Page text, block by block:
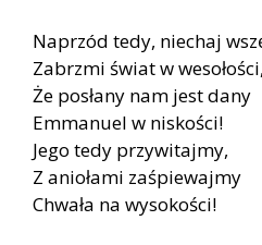
Naprzód tedy, niechaj
Zabrzmi świat w wesołości,
Że posłany nam jest dany
Emmanuel w niskości!
Jego tedy przywitajmy,
Z aniołami zaśpiewajmy
Chwała na wysokości!